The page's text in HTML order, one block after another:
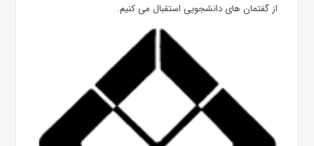
از گفتمان های دانشجویی استقبال می کنیم.